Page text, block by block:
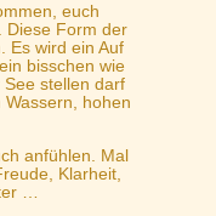
euch
Diese Form der
Es wird ein Auf
bisschen wie
stellen darf
hohen
anfühlen. Mal
Klarheit,
…